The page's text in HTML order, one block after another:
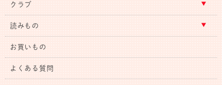
クラブ
読みもの
お買いもの
よくある質問